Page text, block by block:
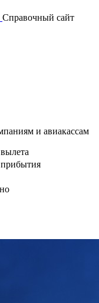
Справочный сайт
и авиакассам